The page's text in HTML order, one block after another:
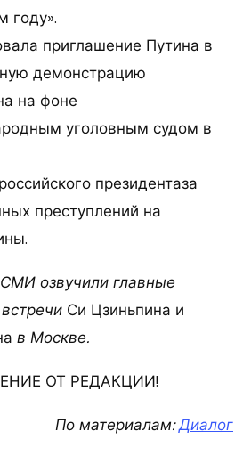
году».
приглашение Путина в
демонстрацию
на фоне
уголовным судом в
президентаза
преступлений на
озвучили главные
Си Цзиньпина и
в Москве.
ОТ РЕДАКЦИИ!
По материалам:Диалог